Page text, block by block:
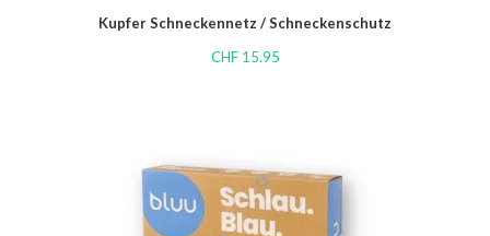
Kupfer Schneckennetz / Schneckenschutz
CHF15.95